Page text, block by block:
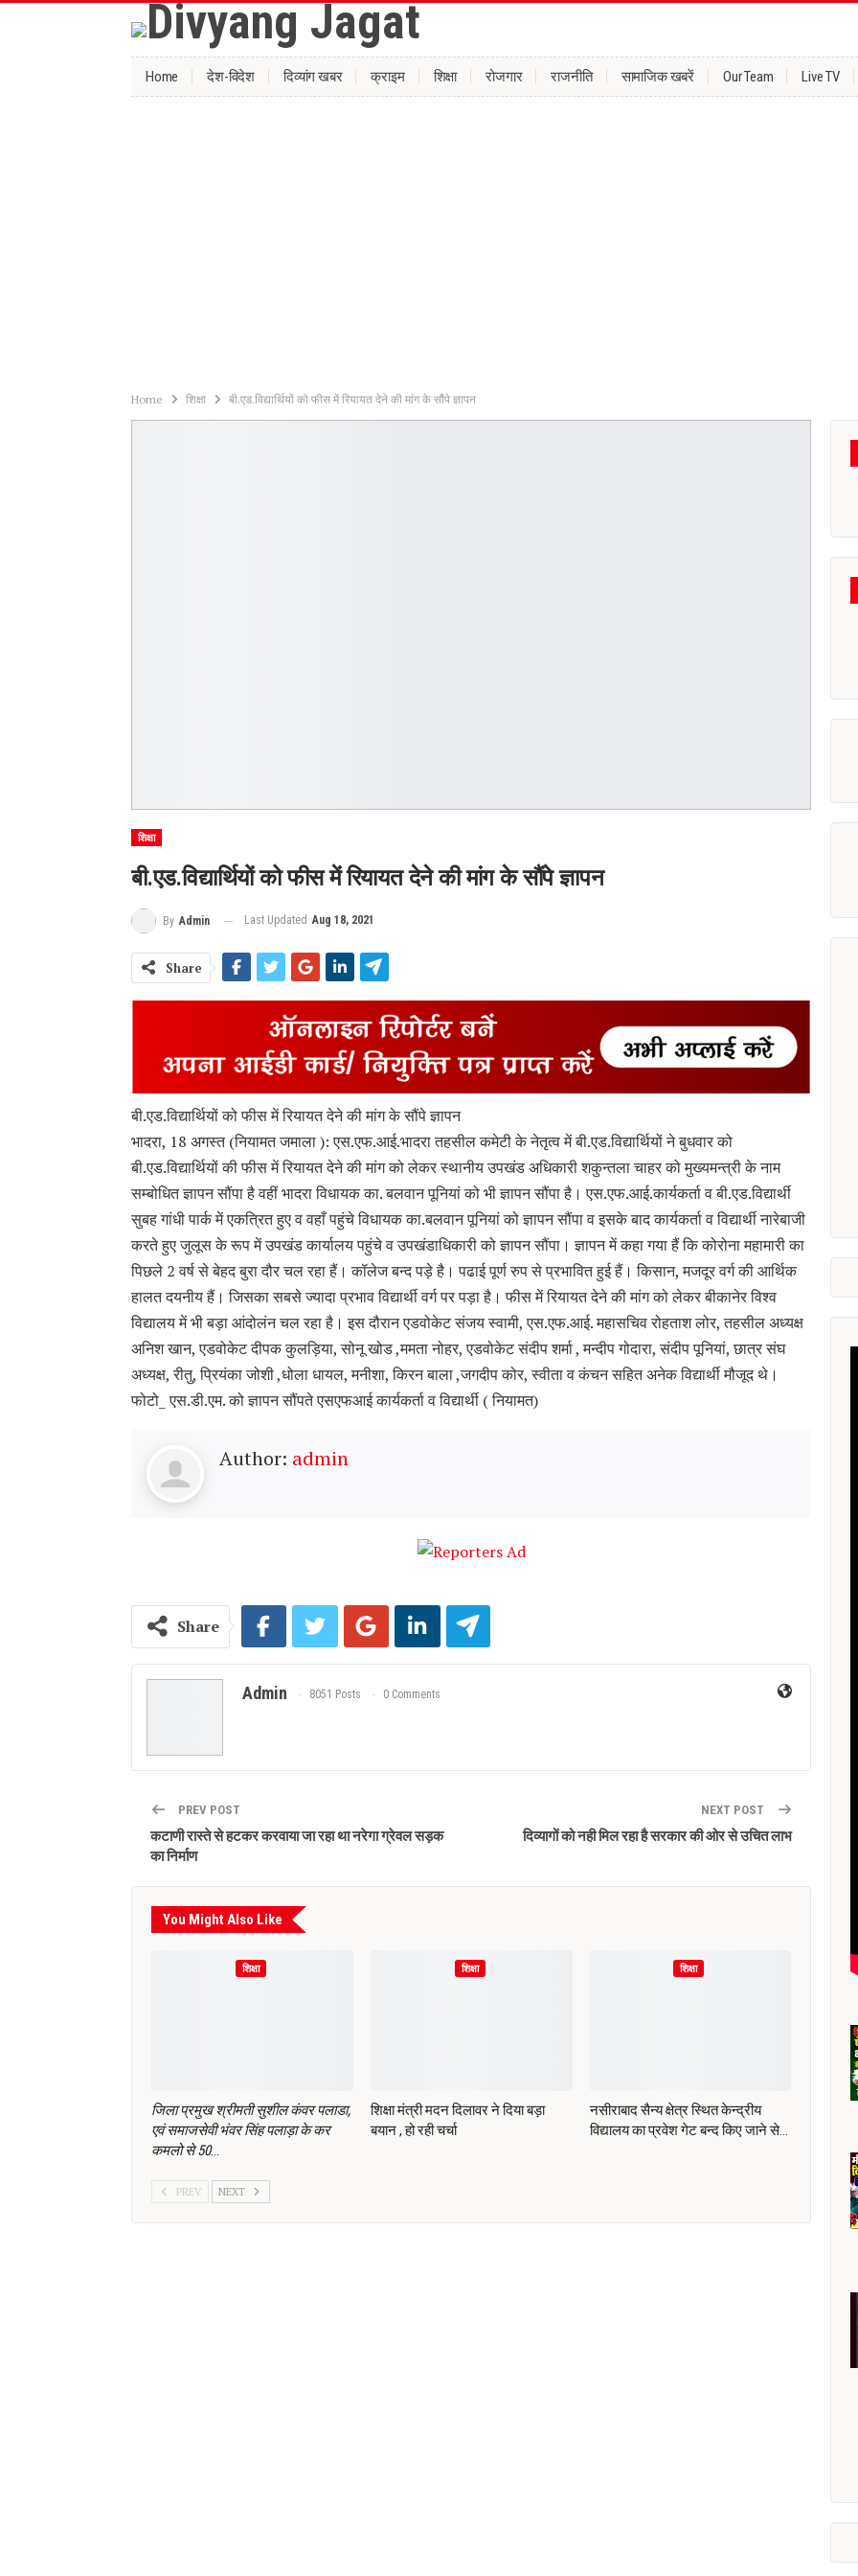
Home देश-विदेश दिव्यांग खबर क्राइम शिक्षा रोजगार राजनीति सामाजिक खबरें Our Team Live TV
Home शिक्षा बी.एड.विद्यार्थियों को फीस में रियायत देने की मांग के सौंपे ज्ञापन
शिक्षा
बी.एड.विद्यार्थियों को फीस में रियायत देने की मांग के सौंपे ज्ञापन
By Admin Last Updated Aug 18, 2021
Share
बी.एड.विद्यार्थियों को फीस में रियायत देने की मांग के सौंपे ज्ञापन
भादरा, 18 अगस्त (नियामत जमाला ): एस.एफ.आई.भादरा तहसील कमेटी के नेतृत्व में बी.एड.विद्यार्थियों ने बुधवार को
बी.एड.विद्यार्थियों की फीस में रियायत देने की मांग को लेकर स्थानीय उपखंड अधिकारी शकुन्तला चाहर को मुख्यमन्त्री के नाम
सम्बोधित ज्ञापन सौंपा है वहीं भादरा विधायक का. बलवान पूनियां को भी ज्ञापन सौंपा है। एस.एफ.आई.कार्यकर्ता व बी.एड.विद्यार्थी
सुबह गांधी पार्क में एकत्रित हुए व वहाँ पहुंचे विधायक का.बलवान पूनियां को ज्ञापन सौंपा व इसके बाद कार्यकर्ता व विद्यार्थी नारेबाजी
करते हुए जुलूस के रूप में उपखंड कार्यालय पहुंचे व उपखंडाधिकारी को ज्ञापन सौंपा। ज्ञापन में कहा गया हैं कि कोरोना महामारी का
पिछले 2 वर्ष से बेहद बुरा दौर चल रहा हैं। कॉलेज बन्द पड़े है। पढाई पूर्ण रुप से प्रभावित हुई हैं। किसान, मजदूर वर्ग की आर्थिक
हालत दयनीय हैं। जिसका सबसे ज्यादा प्रभाव विद्यार्थी वर्ग पर पड़ा है। फीस में रियायत देने की मांग को लेकर बीकानेर विश्व
विद्यालय में भी बड़ा आंदोलंन चल रहा है। इस दौरान एडवोकेट संजय स्वामी, एस.एफ.आई. महासचिव रोहताश लोर, तहसील अध्यक्ष
अनिश खान, एडवोकेट दीपक कुलड़िया, सोनू खोड ,ममता नोहर, एडवोकेट संदीप शर्मा , मन्दीप गोदारा, संदीप पूनियां, छात्र संघ
अध्यक्ष, रीतु, प्रियंका जोशी ,धोला धायल, मनीशा, किरन बाला ,जगदीप कोर, स्वीता व कंचन सहित अनेक विद्यार्थी मौजूद थे।
फोटो_ एस.डी.एम. को ज्ञापन सौंपते एसएफआई कार्यकर्ता व विद्यार्थी ( नियामत)
Author: admin
Share
Admin 8051 Posts 0 Comments
PREV POST
कटाणी रास्ते से हटकर करवाया जा रहा था नरेगा ग्रेवल सड़क
का निर्माण
NEXT POST
दिव्यागों को नही मिल रहा है सरकार की ओर से उचित लाभ
You Might Also Like
शिक्षा
जिला प्रमुख श्रीमती सुशील कंवर पलाडा,
एवं समाजसेवी भंवर सिंह पलाड़ा के कर
कमलो से 50…
शिक्षा
शिक्षा मंत्री मदन दिलावर ने दिया बड़ा
बयान , हो रही चर्चा
शिक्षा
नसीराबाद सैन्य क्षेत्र स्थित केन्द्रीय
विद्यालय का प्रवेश गेट बन्द किए जाने से…
PREV NEXT